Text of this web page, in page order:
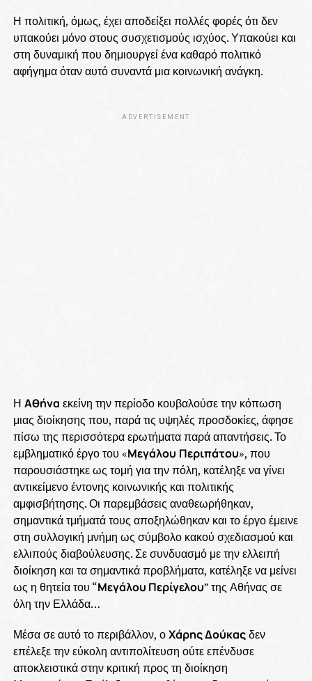
Η πολιτική, όμως, έχει αποδείξει πολλές φορές ότι δεν
υπακούει μόνο στους συσχετισμούς ισχύος. Υπακούει και
στη δυναμική που δημιουργεί ένα καθαρό πολιτικό
αφήγημα όταν αυτό συναντά μια κοινωνική ανάγκη.
ADVERTISEMENT
Η Αθήνα εκείνη την περίοδο κουβαλούσε την κόπωση
μιας διοίκησης που, παρά τις υψηλές προσδοκίες, άφησε
πίσω της περισσότερα ερωτήματα παρά απαντήσεις. Το
εμβληματικό έργο του «Μεγάλου Περιπάτου», που
παρουσιάστηκε ως τομή για την πόλη, κατέληξε να γίνει
αντικείμενο έντονης κοινωνικής και πολιτικής
αμφισβήτησης. Οι παρεμβάσεις αναθεωρήθηκαν,
σημαντικά τμήματά τους αποξηλώθηκαν και το έργο έμεινε
στη συλλογική μνήμη ως σύμβολο κακού σχεδιασμού και
ελλιπούς διαβούλευσης. Σε συνδυασμό με την ελλειπή
διοίκηση και τα σημαντικά προβλήματα, κατέληξε να μείνει
ως η θητεία του “Μεγάλου Περίγελου” της Αθήνας σε
όλη την Ελλάδα…
Μέσα σε αυτό το περιβάλλον, οΧάρης Δούκαςδεν
επέλεξε την εύκολη αντιπολίτευση ούτε επένδυσε
αποκλειστικά στην κριτική προς τη διοίκηση